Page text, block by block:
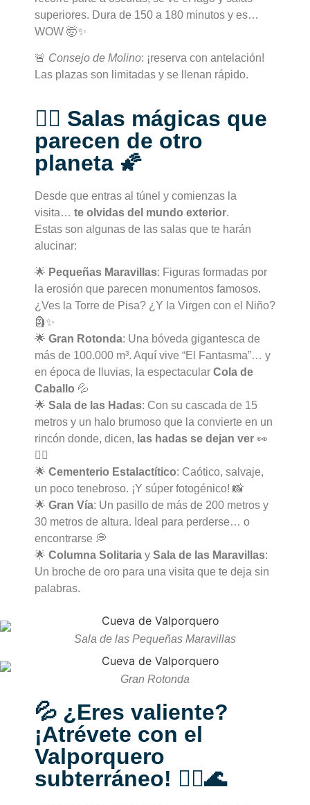
superiores. Dura de 150 a 180 minutos y es…
WOW 🤯✨
🚨 Consejo de Molino: ¡reserva con antelación!
Las plazas son limitadas y se llenan rápido.
🧚‍♀️ Salas mágicas que
parecen de otro
planeta 🌠
Desde que entras al túnel y comienzas la
visita… te olvidas del mundo exterior.
Estas son algunas de las salas que te harán
alucinar:
🌟 Pequeñas Maravillas: Figuras formadas por
la erosión que parecen monumentos famosos.
¿Ves la Torre de Pisa? ¿Y la Virgen con el Niño?
🗿✨
🌟 Gran Rotonda: Una bóveda gigantesca de
más de 100.000 m³. Aquí vive “El Fantasma”… y
en época de lluvias, la espectacular Cola de
Caballo 💦
🌟 Sala de las Hadas: Con su cascada de 15
metros y un halo brumoso que la convierte en un
rincón donde, dicen, las hadas se dejan ver 👀
🧝‍♀️
🌟 Cementerio Estalactítico: Caótico, salvaje,
un poco tenebroso. ¡Y súper fotogénico! 📸
🌟 Gran Vía: Un pasillo de más de 200 metros y
30 metros de altura. Ideal para perderse… o
encontrarse 💭
🌟 Columna Solitaria y Sala de las Maravillas:
Un broche de oro para una visita que te deja sin
palabras.
Sala de las Pequeñas Maravillas
Gran Rotonda
💦 ¿Eres valiente?
¡Atrévete con el
Valporquero
subterráneo! 🧗‍♂️🌊